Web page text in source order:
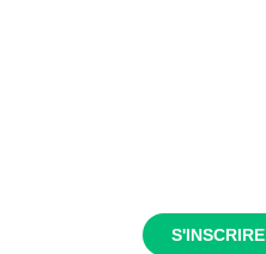
S'INSCRIRE